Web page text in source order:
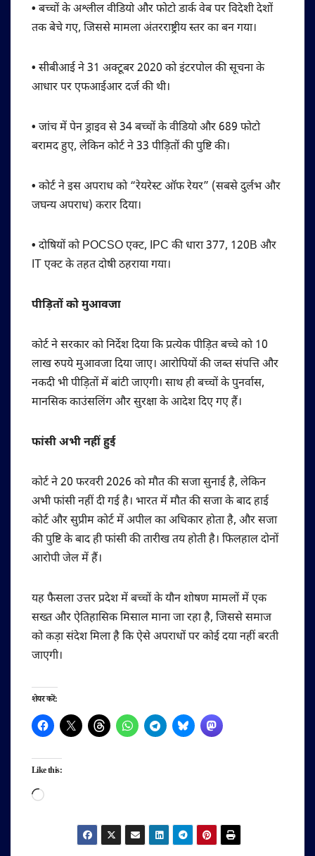
• बच्चों के अश्लील वीडियो और फोटो डार्क वेब पर विदेशी देशों
तक बेचे गए, जिससे मामला अंतरराष्ट्रीय स्तर का बन गया।
• सीबीआई ने 31 अक्टूबर 2020 को इंटरपोल की सूचना के
आधार पर एफआईआर दर्ज की थी।
• जांच में पेन ड्राइव से 34 बच्चों के वीडियो और 689 फोटो
बरामद हुए, लेकिन कोर्ट ने 33 पीड़ितों की पुष्टि की।
• कोर्ट ने इस अपराध को “रेयरेस्ट ऑफ रेयर” (सबसे दुर्लभ और
जघन्य अपराध) करार दिया।
• दोषियों को POCSO एक्ट, IPC की धारा 377, 120B और
IT एक्ट के तहत दोषी ठहराया गया।
पीड़ितों को मुआवजा
कोर्ट ने सरकार को निर्देश दिया कि प्रत्येक पीड़ित बच्चे को 10
लाख रुपये मुआवजा दिया जाए। आरोपियों की जब्त संपत्ति और
नकदी भी पीड़ितों में बांटी जाएगी। साथ ही बच्चों के पुनर्वास,
मानसिक काउंसलिंग और सुरक्षा के आदेश दिए गए हैं।
फांसी अभी नहीं हुई
कोर्ट ने 20 फरवरी 2026 को मौत की सजा सुनाई है, लेकिन
अभी फांसी नहीं दी गई है। भारत में मौत की सजा के बाद हाई
कोर्ट और सुप्रीम कोर्ट में अपील का अधिकार होता है, और सजा
की पुष्टि के बाद ही फांसी की तारीख तय होती है। फिलहाल दोनों
आरोपी जेल में हैं।
यह फैसला उत्तर प्रदेश में बच्चों के यौन शोषण मामलों में एक
सख्त और ऐतिहासिक मिसाल माना जा रहा है, जिससे समाज
को कड़ा संदेश मिला है कि ऐसे अपराधों पर कोई दया नहीं बरती
जाएगी।
शेयर करें:
Like this:
Loading…